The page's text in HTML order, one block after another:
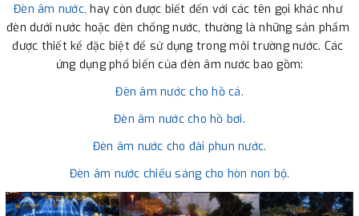
Đèn âm nước, hay còn được biết đến với các tên gọi khác như
đèn dưới nước hoặc đèn chống nước, thường là những sản phẩm
được thiết kế đặc biệt để sử dụng trong môi trường nước. Các
ứng dụng phổ biến của đèn âm nước bao gồm:
Đèn âm nước cho hồ cá.
Đèn âm nước cho hồ bơi.
Đèn âm nước cho đài phun nước.
Đèn âm nước chiếu sáng cho hòn non bộ.